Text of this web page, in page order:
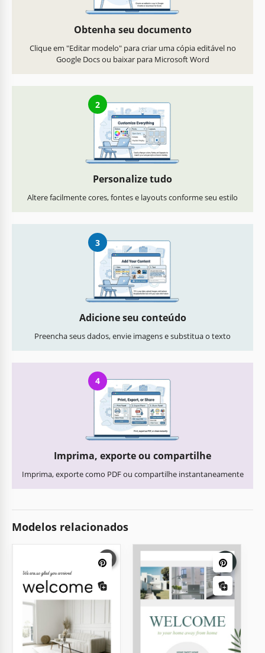
Obtenha seu documento
Clique em "Editar modelo" para criar uma cópia editável no
Google Docs ou baixar para Microsoft Word
2
Personalize tudo
Altere facilmente cores, fontes e layouts conforme seu estilo
3
Adicione seu conteúdo
Preencha seus dados, envie imagens e substitua o texto
4
Imprima, exporte ou compartilhe
Imprima, exporte como PDF ou compartilhe instantaneamente
Modelos relacionados